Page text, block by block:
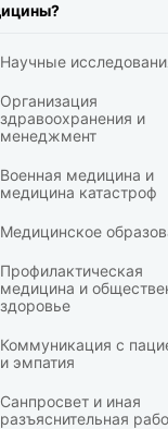
Научные
Организация
здравоохранения и
менеджмент
Военная медицина и
медицина катастроф
Медицинское
Профилактическая
медицина и
здоровье
Коммуникация с
и эмпатия
Санпросвет и иная
разъяснительная